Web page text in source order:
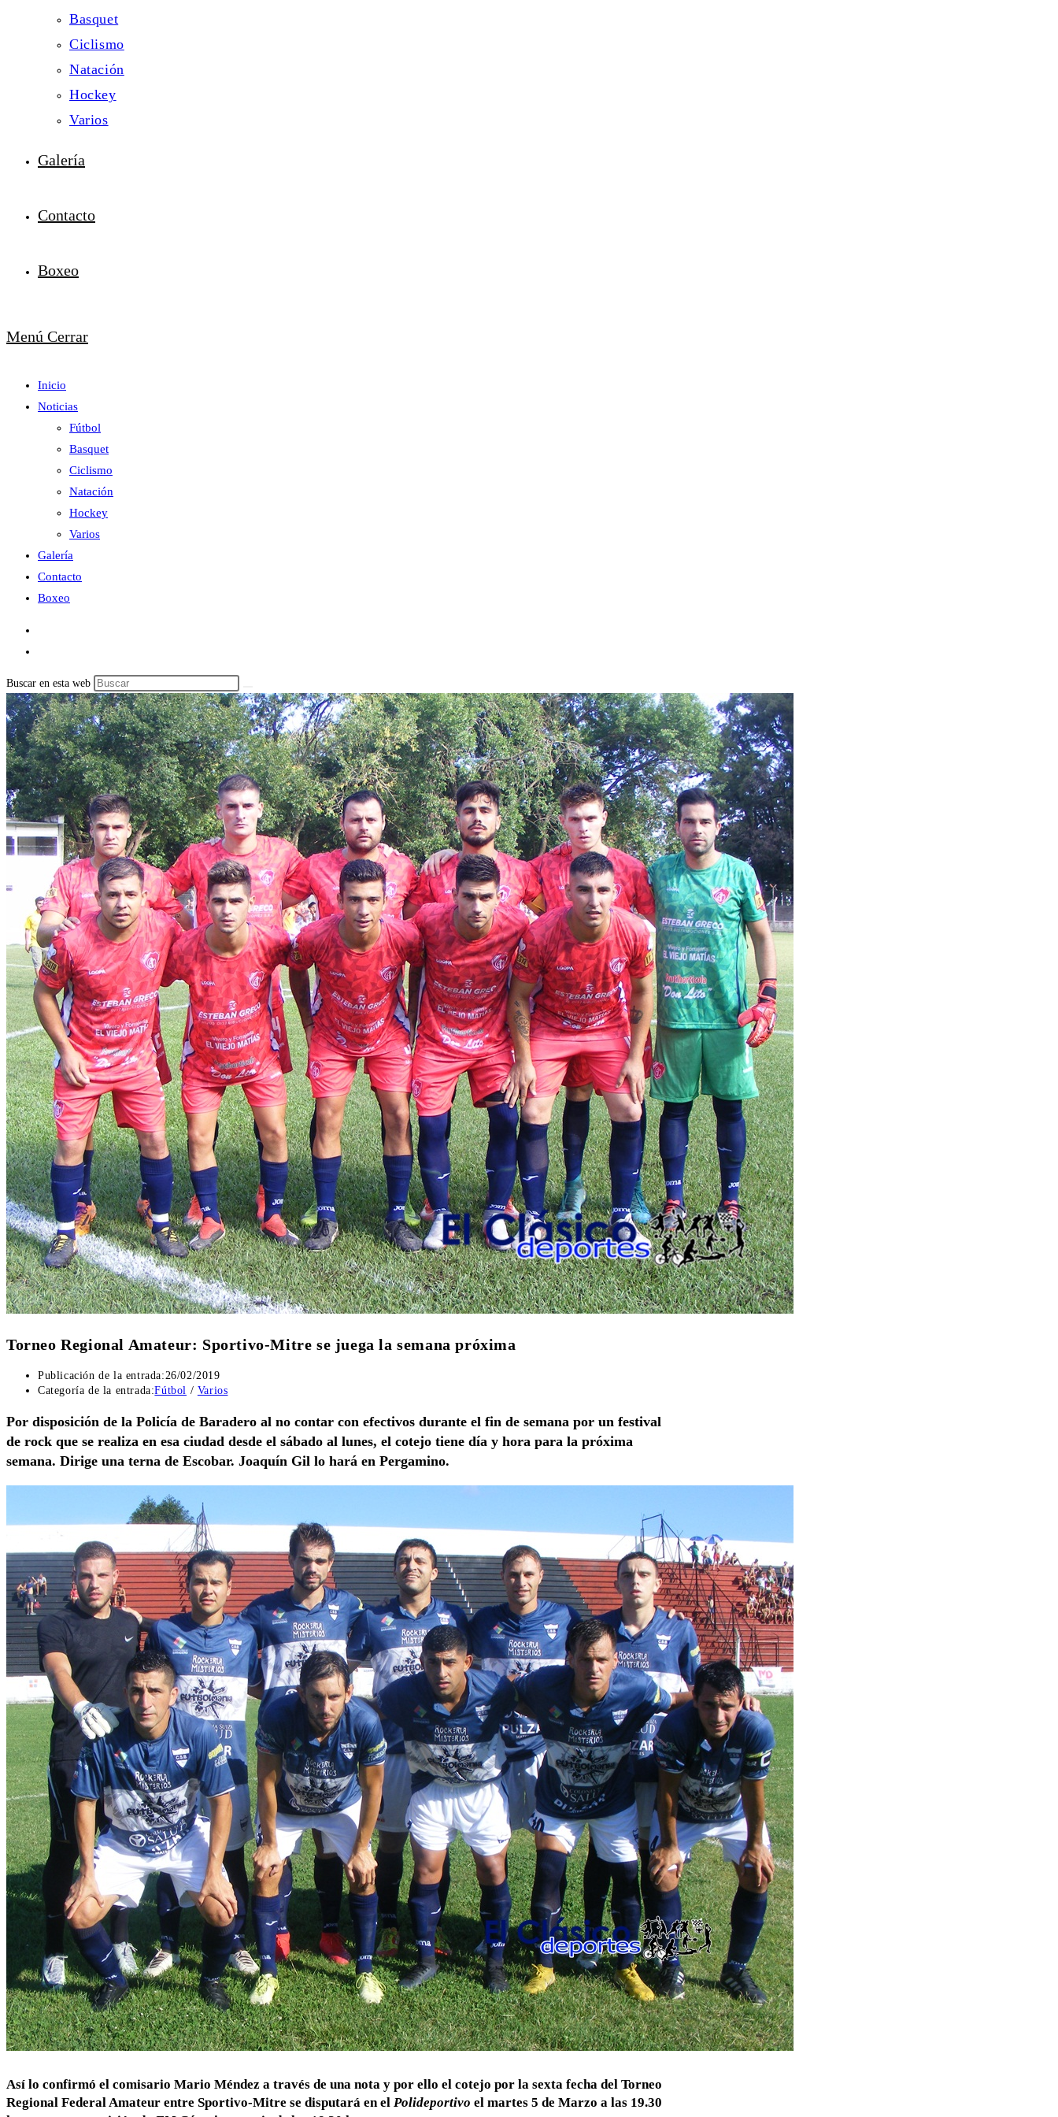
Basquet
Ciclismo
Natación
Hockey
Varios
Galería
Contacto
Boxeo
Menú Cerrar
Inicio
Noticias
Fútbol
Basquet
Ciclismo
Natación
Hockey
Varios
Galería
Contacto
Boxeo
Buscar en esta web
Torneo Regional Amateur: Sportivo-Mitre se juega la semana próxima
Publicación de la entrada:26/02/2019
Categoría de la entrada:Fútbol / Varios
Por disposición de la Policía de Baradero al no contar con efectivos durante el fin de semana por un festival
de rock que se realiza en esa ciudad desde el sábado al lunes, el cotejo tiene día y hora para la próxima
semana. Dirige una terna de Escobar. Joaquín Gil lo hará en Pergamino.
Así lo confirmó el comisario Mario Méndez a través de una nota y por ello el cotejo por la sexta fecha del Torneo
Regional Federal Amateur entre Sportivo-Mitre se disputará en el Polideportivo el martes 5 de Marzo a las 19.30